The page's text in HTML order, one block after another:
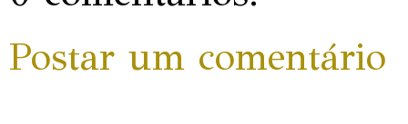
Postar um comentário